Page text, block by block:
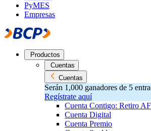
PyMES
Empresas
Productos
Cuentas
Cuentas
Serán 1,000 ganadores de 5
Regístrate aquí
Cuenta Contigo: Retiro
Cuenta Digital
Cuenta Premio